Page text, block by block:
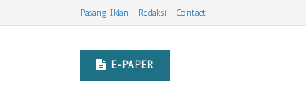
Pasang Iklan Redaksi Contact
E-PAPER